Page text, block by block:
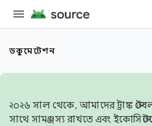
ডকুমেন্টেশন
২০২৬ সাল থেকে, আমাদের ট্রাঙ্ক
সাথে সামঞ্জস্য রাখতে এবং